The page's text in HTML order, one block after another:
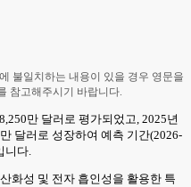
불일치하는 내용이 있을 경우 영문을
참고해주시기 바랍니다.
만 달러로 평가되었고, 2025년
달러로 성장하여 예측 기간(2026-
니다.
화성 및 전자 흡인성을 활용한 특